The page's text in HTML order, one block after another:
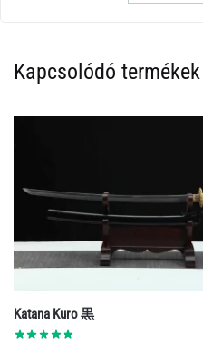
Kapcsolódó termékek
Katana Kuro 黒